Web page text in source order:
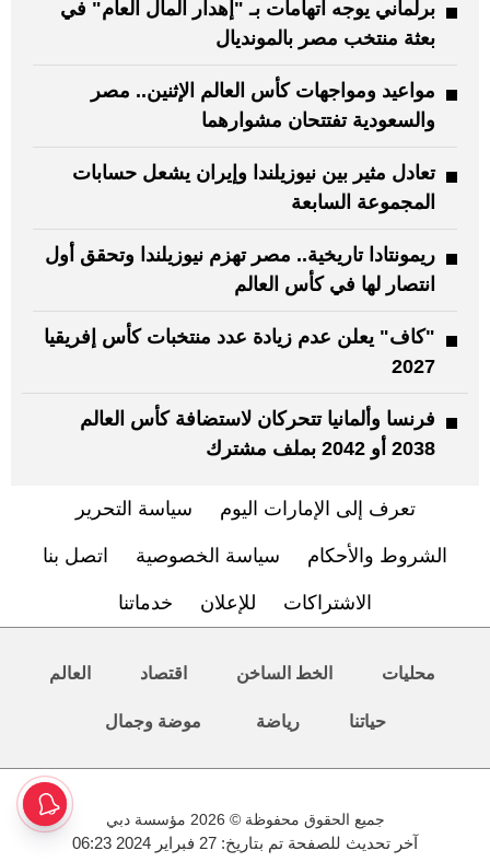
برلماني يوجه اتهامات بـ "إهدار المال العام" في
بعثة منتخب مصر بالمونديال
مواعيد ومواجهات كأس العالم الإثنين.. مصر
والسعودية تفتتحان مشوارهما
تعادل مثير بين نيوزيلندا وإيران يشعل حسابات
المجموعة السابعة
ريمونتادا تاريخية.. مصر تهزم نيوزيلندا وتحقق أول
انتصار لها في كأس العالم
"كاف" يعلن عدم زيادة عدد منتخبات كأس إفريقيا
2027
فرنسا وألمانيا تتحركان لاستضافة كأس العالم
2038 أو 2042 بملف مشترك
تعرف إلى الإمارات اليوم سياسة التحرير
الشروط والأحكام سياسة الخصوصية اتصل بنا
الاشتراكات للإعلان خدماتنا
محليات الخط الساخن اقتصاد العالم
حياتنا رياضة موضة وجمال
جميع الحقوق محفوظة © 2026 مؤسسة دبي
آخر تحديث للصفحة تم بتاريخ: 27 فبراير 2024 06:23